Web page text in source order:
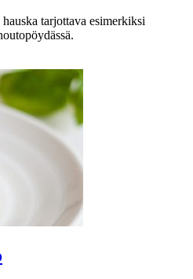
tarjottava esimerkiksi